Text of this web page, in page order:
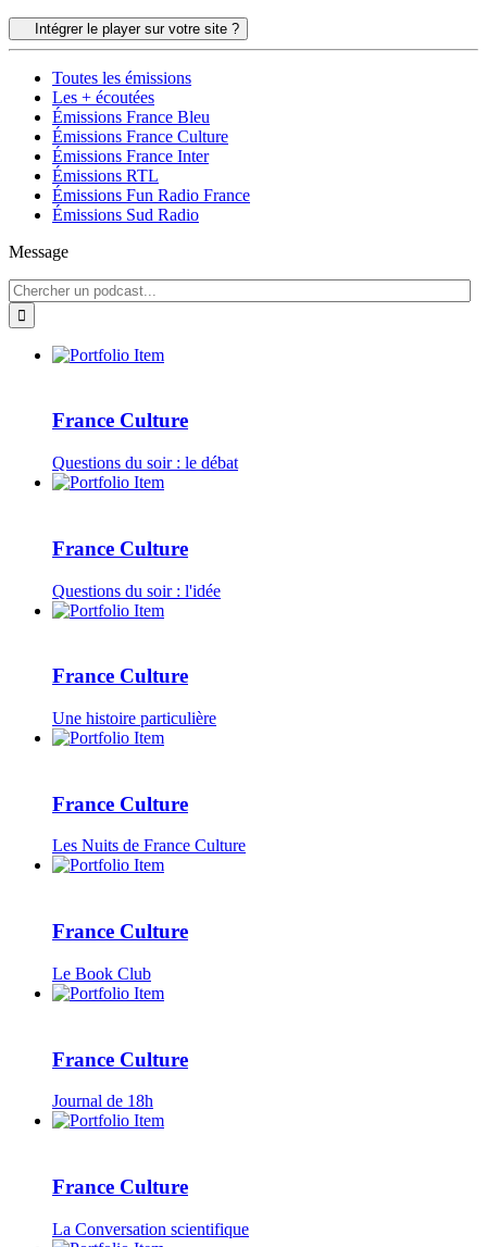
Intégrer le player sur votre site ?
Toutes les émissions
Les + écoutées
Émissions France Bleu
Émissions France Culture
Émissions France Inter
Émissions RTL
Émissions Fun Radio France
Émissions Sud Radio
Message
France Culture
Questions du soir : le débat
France Culture
Questions du soir : l'idée
France Culture
Une histoire particulière
France Culture
Les Nuits de France Culture
France Culture
Le Book Club
France Culture
Journal de 18h
France Culture
La Conversation scientifique